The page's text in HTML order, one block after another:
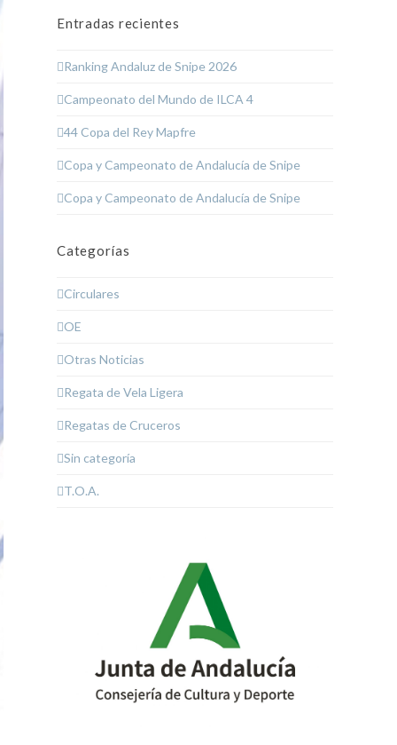
Entradas recientes
Ranking Andaluz de Snipe 2026
Campeonato del Mundo de ILCA 4
44 Copa del Rey Mapfre
Copa y Campeonato de Andalucía de Snipe
Copa y Campeonato de Andalucía de Snipe
Categorías
Circulares
OE
Otras Noticias
Regata de Vela Ligera
Regatas de Cruceros
Sin categoría
T.O.A.